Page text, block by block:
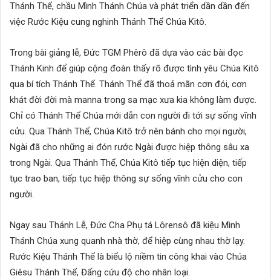
Thánh Thể, chầu Mình Thánh Chúa và phát triển dần dần đến
việc Rước Kiệu cung nghinh Thánh Thể Chúa Kitô.
Trong bài giảng lễ, Đức TGM Phêrô đã dựa vào các bài đọc
Thánh Kinh để giúp cộng đoàn thấy rõ được tình yêu Chúa Kitô
qua bí tích Thánh Thể. Thánh Thể đã thoả mãn cơn đói, cơn
khát đời đời mà manna trong sa mạc xưa kia không làm được.
Chỉ có Thánh Thể Chúa mới dẫn con người đi tới sự sống vĩnh
cửu. Qua Thánh Thể, Chúa Kitô trở nên bánh cho mọi người,
Ngài đã cho những ai đón rước Ngài được hiệp thông sâu xa
trong Ngài. Qua Thánh Thể, Chúa Kitô tiếp tục hiện diện, tiếp
tục trao ban, tiếp tục hiệp thông sự sống vĩnh cửu cho con
người.
Ngay sau Thánh Lễ, Đức Cha Phụ tá Lôrensô đã kiệu Mình
Thánh Chúa xung quanh nhà thờ, để hiệp cùng nhau thờ lạy.
Rước Kiệu Thánh Thể là biểu lộ niềm tin công khai vào Chúa
Giêsu Thánh Thể, Đấng cứu độ cho nhân loại.